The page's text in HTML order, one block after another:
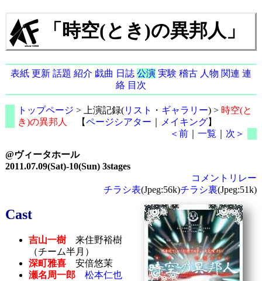
「時空(とき)の異邦人」
表紙 更新 話題 紹介 戯曲 日誌 公演 実験 稽古 人物 関連 連
絡 目次
トップページ > 上演記録(リスト ・ ギャラリー) > 時空(と
き)の異邦人
【ページシアター メイキング】
＜前 ｜一覧 次＞
@ヴィータホール
2011.07.09(Sat)-10(Sun) 3stages
コメントリレー
チラシ表(Jpeg:56k)チラシ裏(Jpeg:51k)
Cast
吉山一樹来住野裕樹
（チーム半月）
深町雅喜安倍悠茉
瀬名周一郎
松本仁也